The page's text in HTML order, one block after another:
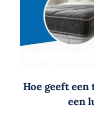
Hoe geeft
een